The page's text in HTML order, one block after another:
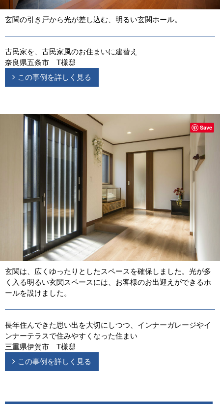
玄関の引き戸から光が差し込む、明るい玄関ホール。
古民家を、古民家風のお住まいに建替え
奈良県五条市 T様邸
この事例を詳しく見る
玄関は、広くゆったりとしたスペースを確保しました。光が多
く入る明るい玄関スペースには、お客様のお出迎えができるホ
ールを設けました。
長年住んできた思い出を大切にしつつ、インナーガレージやイ
ンナーテラスで住みやすくなった住まい
三重県伊賀市 T様邸
この事例を詳しく見る
Save